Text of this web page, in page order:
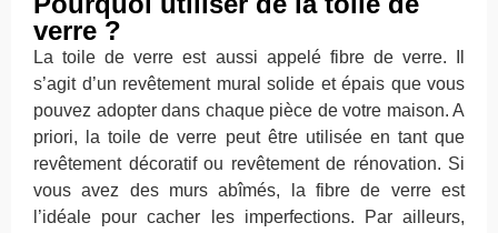
verre ?
La toile de verre est aussi appelé fibre de verre. Il
s’agit d’un revêtement mural solide et épais que vous
pouvez adopter dans chaque pièce de votre maison. A
priori, la toile de verre peut être utilisée en tant que
revêtement décoratif ou revêtement de rénovation. Si
vous avez des murs abîmés, la fibre de verre est
l’idéale pour cacher les imperfections. Par ailleurs,